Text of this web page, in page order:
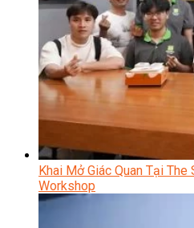
Khai Mở Giác Quan Tại
Workshop